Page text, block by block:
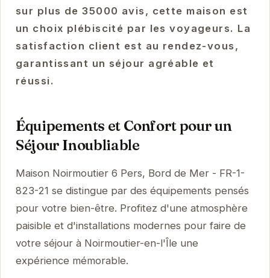
sur plus de 35000 avis, cette maison est
un choix plébiscité par les voyageurs. La
satisfaction client est au rendez-vous,
garantissant un séjour agréable et
réussi.
Équipements et Confort pour un
Séjour Inoubliable
Maison Noirmoutier 6 Pers, Bord de Mer - FR-1-
823-21 se distingue par des équipements pensés
pour votre bien-être. Profitez d'une atmosphère
paisible et d'installations modernes pour faire de
votre séjour à Noirmoutier-en-l'Île une
expérience mémorable.